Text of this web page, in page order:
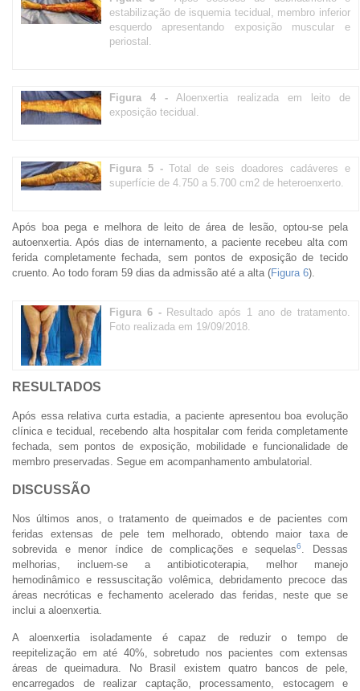
estabilização de isquemia tecidual, membro inferior
esquerdo apresentando exposição muscular e
periostal.
Figura 4 -Aloenxertia realizada em leito de
exposição tecidual.
Figura 5 -Total de seis doadores cadáveres e
superfície de 4.750 a 5.700 cm2 de heteroenxerto.
Após boa pega e melhora de leito de área de lesão, optou-se pela
autoenxertia. Após dias de internamento, a paciente recebeu alta com
ferida completamente fechada, sem pontos de exposição de tecido
cruento. Ao todo foram 59 dias da admissão até a alta (Figura 6).
Figura 6 - Resultado após 1 ano de tratamento.
Foto realizada em 19/09/2018.
RESULTADOS
Após essa relativa curta estadia, a paciente apresentou boa evolução
clínica e tecidual, recebendo alta hospitalar com ferida completamente
fechada, sem pontos de exposição, mobilidade e funcionalidade de
membro preservadas. Segue em acompanhamento ambulatorial.
DISCUSSÃO
Nos últimos anos, o tratamento de queimados e de pacientes com
feridas extensas de pele tem melhorado, obtendo maior taxa de
sobrevida e menor índice de complicações e sequelas6
. Dessas
melhorias, incluem-se a antibioticoterapia, melhor manejo
hemodinâmico e ressuscitação volêmica, debridamento precoce das
áreas necróticas e fechamento acelerado das feridas, neste que se
inclui a aloenxertia.
A aloenxertia isoladamente é capaz de reduzir o tempo de
reepitelização em até 40%, sobretudo nos pacientes com extensas
áreas de queimadura. No Brasil existem quatro bancos de pele,
encarregados de realizar captação, processamento, estocagem e